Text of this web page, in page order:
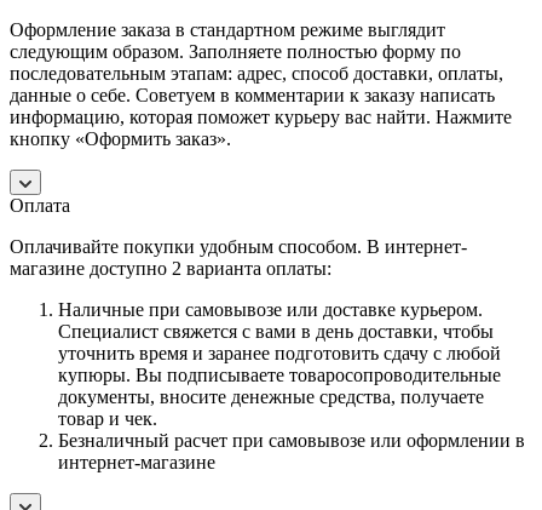
Оформление заказа в стандартном режиме выглядит
следующим образом. Заполняете полностью форму по
последовательным этапам: адрес, способ доставки, оплаты,
данные о себе. Советуем в комментарии к заказу написать
информацию, которая поможет курьеру вас найти. Нажмите
кнопку «Оформить заказ».
Оплата
Оплачивайте покупки удобным способом. В интернет-
магазине доступно 2 варианта оплаты:
Наличные при самовывозе или доставке курьером.
Специалист свяжется с вами в день доставки, чтобы
уточнить время и заранее подготовить сдачу с любой
купюры. Вы подписываете товаросопроводительные
документы, вносите денежные средства, получаете
товар и чек.
Безналичный расчет при самовывозе или оформлении в
интернет-магазине